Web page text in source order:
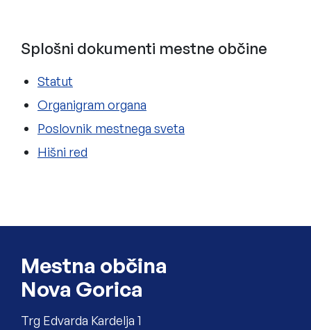
Splošni dokumenti mestne občine
Statut
Organigram organa
Poslovnik mestnega sveta
Hišni red
Mestna občina
Nova Gorica
Trg Edvarda Kardelja 1